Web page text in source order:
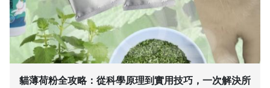
貓薄荷粉全攻略：從科學原理到實用技巧，一次解決所